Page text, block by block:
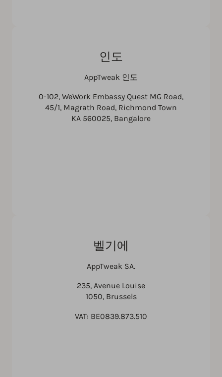
인도
AppTweak 인도
0-102, WeWork Embassy Quest MG Road,
45/1, Magrath Road, Richmond Town
KA 560025, Bangalore
벨기에
AppTweak SA.
235, Avenue Louise
1050, Brussels
VAT: BE0839.873.510